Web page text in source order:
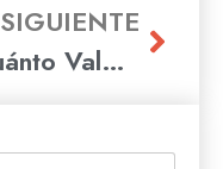
SIGUIENTE
¿Cuánto Vale tu Casa en Rubí? Guía de Valoración Inmobiliaria